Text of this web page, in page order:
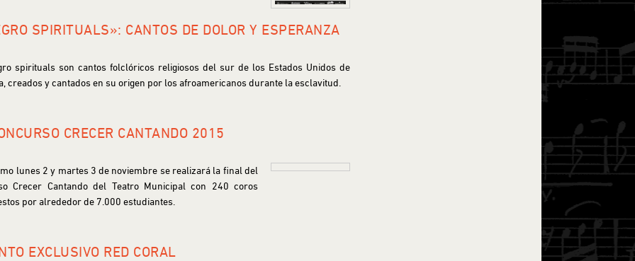
SPIRITUALS»: CANTOS DE DOLOR Y ESPERANZA
spirituals son cantos folclóricos religiosos del sur de los Estados Unidos de
creados y cantados en su origen por los afroamericanos durante la esclavitud.
CRECER CANTANDO 2015
lunes 2 y martes 3 de noviembre se realizará la final del
Crecer Cantando del Teatro Municipal con 240 coros
por alrededor de 7.000 estudiantes.
EXCLUSIVO RED CORAL